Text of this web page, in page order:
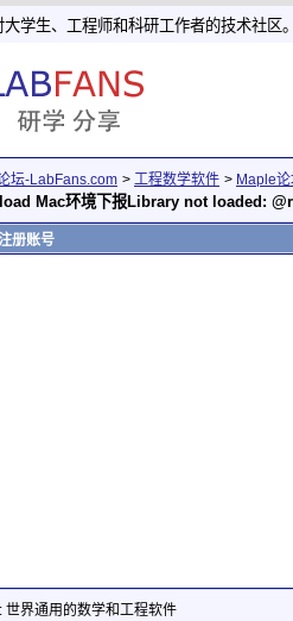
大学生、工程师和科研工作者的技术社区
坛-LabFans.com > 工程数学软件 > Maple
Mac环境下报Library not loaded:
册账号
世界通用的数学和工程软件